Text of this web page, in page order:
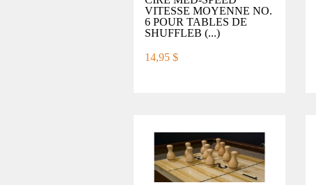
VITESSE MOYENNE NO.
6 POUR TABLES DE
SHUFFLEB (...)
14,95 $